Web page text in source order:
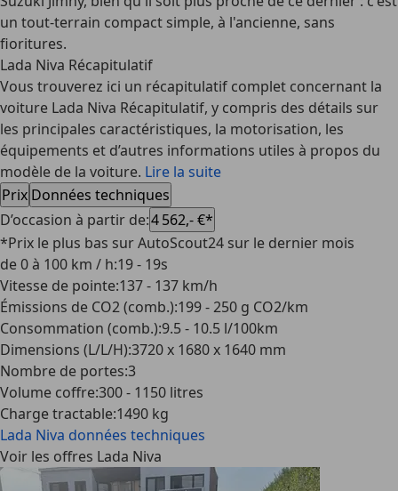
un tout-terrain compact simple, à l'ancienne, sans
fioritures.
Lada Niva Récapitulatif
Vous trouverez ici un récapitulatif complet concernant la
voiture Lada Niva Récapitulatif, y compris des détails sur
les principales caractéristiques, la motorisation, les
équipements et d’autres informations utiles à propos du
modèle de la voiture. Lire la suite
Prix Données techniques
D’occasion à partir de:4 562,- €*
*Prix le plus bas sur AutoScout24 sur le dernier mois
de 0 à 100 km / h:19 - 19s
Vitesse de pointe:137 - 137 km/h
Émissions de CO2 (comb.):199 - 250 g CO2/km
Consommation (comb.):9.5 - 10.5 l/100km
Dimensions (L/L/H):3720 x 1680 x 1640 mm
Nombre de portes:3
Volume coffre:300 - 1150 litres
Charge tractable:1490 kg
Lada Niva données techniques
Voir les offres Lada Niva